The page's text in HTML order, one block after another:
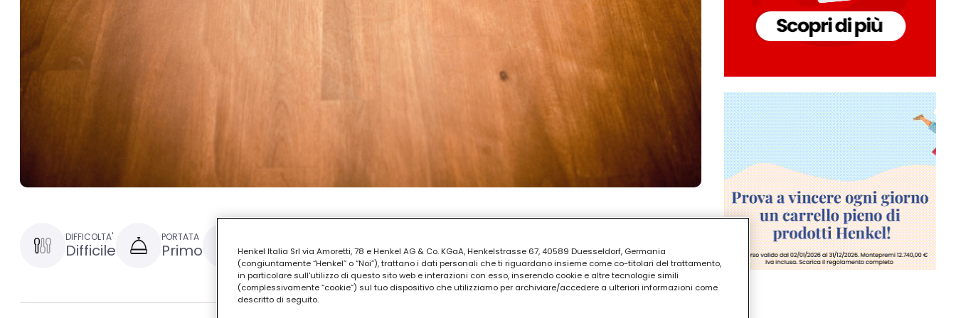
DIFFICOLTA'
Difficile
PORTATA
Primo 1 ora e 30
Henkel Italia Srl via Amoretti, 78 e Henkel AG & Co. KGaA, Henkelstrasse 67, 40589 Duesseldorf, Germania
(congiuntamente “Henkel” o “Noi”), trattano i dati personali che ti riguardano insieme come co-titolari del trattamento,
in particolare sull'utilizzo di questo sito web e interazioni con esso, inserendo cookie e altre tecnologie simili
(complessivamente “cookie”) sul tuo dispositivo che utilizziamo per archiviare/accedere a ulteriori informazioni come
descritto di seguito.